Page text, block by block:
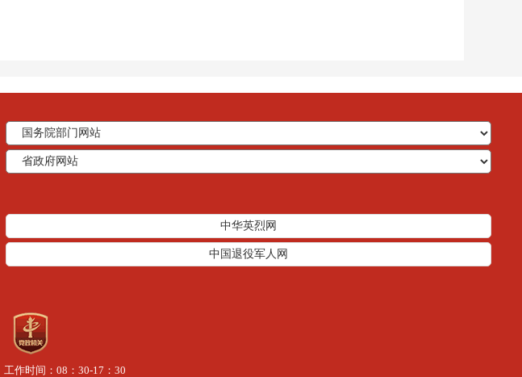
中华英烈网
中国退役军人网
作时间：08：30-17：30